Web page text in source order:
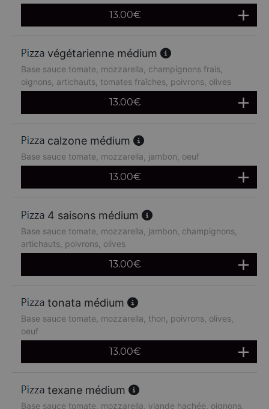
13.00€
végétarienne médium
Base sauce tomate, mozzarella, champignons frais,
oignons, artichauts, tomates fraîches, poivrons, olives
13.00€
calzone médium
Base sauce tomate, mozzarella, jambon, oeuf
13.00€
4 saisons médium
Base sauce tomate, mozzarella, jambon, champignons,
artichauts, poivrons, olives
13.00€
tonata médium
Base sauce tomate, mozzarella, thon, poivrons, olives,
oeuf
13.00€
texane médium
Base sauce tomate, mozzarella, viande hachée, oignons,